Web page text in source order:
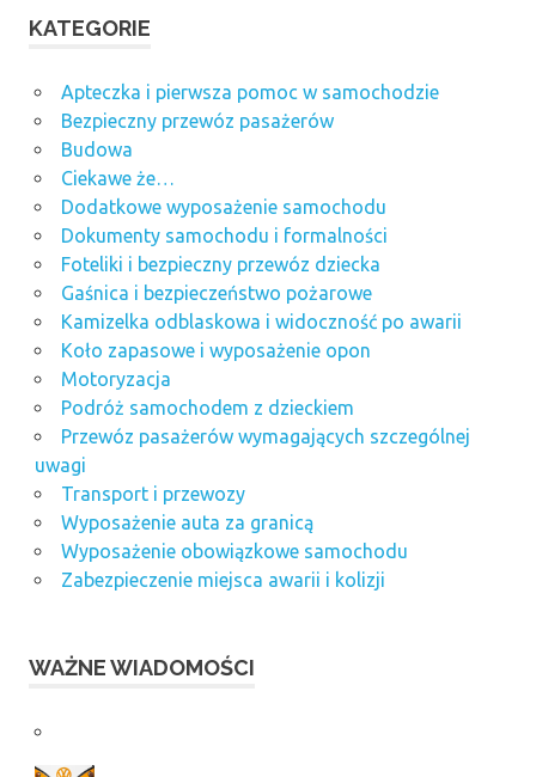
KATEGORIE
Apteczka i pierwsza pomoc w samochodzie
Bezpieczny przewóz pasażerów
Budowa
Ciekawe że…
Dodatkowe wyposażenie samochodu
Dokumenty samochodu i formalności
Foteliki i bezpieczny przewóz dziecka
Gaśnica i bezpieczeństwo pożarowe
Kamizelka odblaskowa i widoczność po awarii
Koło zapasowe i wyposażenie opon
Motoryzacja
Podróż samochodem z dzieckiem
Przewóz pasażerów wymagających szczególnej
uwagi
Transport i przewozy
Wyposażenie auta za granicą
Wyposażenie obowiązkowe samochodu
Zabezpieczenie miejsca awarii i kolizji
WAŻNE WIADOMOŚCI